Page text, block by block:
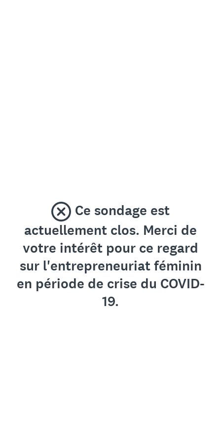
Ce sondage est
actuellement clos. Merci de
votre intérêt pour ce regard
sur l'entrepreneuriat féminin
en période de crise du COVID-
19.